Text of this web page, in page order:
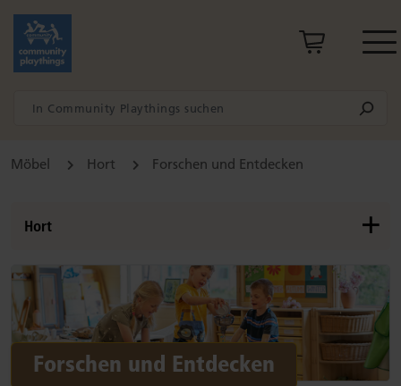
Möbel Hort Forschen und Entdecken
Hort
Hausaufgaben-Bereich
Kreativbereich
Lesebereich
Forschen und Entdecken
Forschen und Entdecken